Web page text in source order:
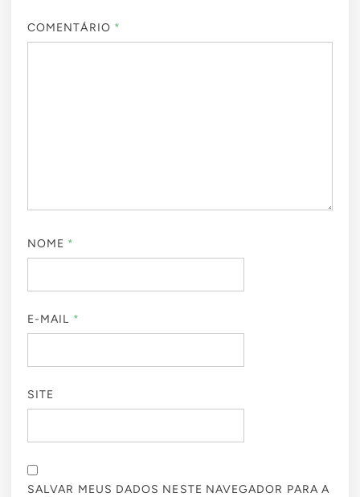
COMENTÁRIO *
NOME *
E-MAIL *
SITE
SALVAR MEUS DADOS NESTE NAVEGADOR PARA A